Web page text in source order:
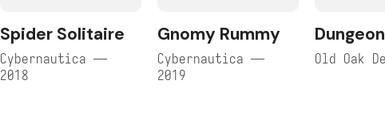
Spider Solitaire
Cybernautica —
2018
Gnomy Rummy
Cybernautica —
2019
Old Oak